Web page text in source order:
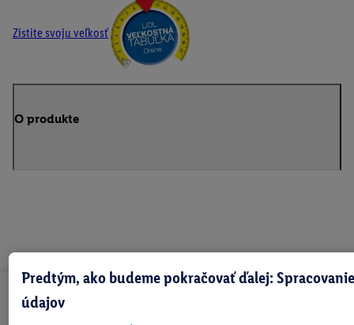
Zistite svoju veľkosť
O produkte
Predtým, ako budeme pokračovať ďalej:
údajov